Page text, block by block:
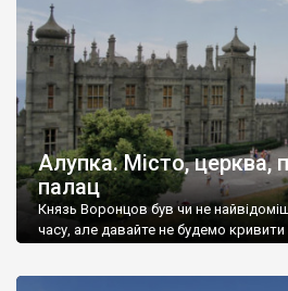
Алупка. Місто, церква,
палац
Князь Воронцов був чи не
часу, але давайте не будемо